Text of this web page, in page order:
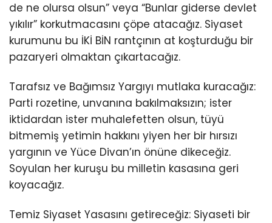
de ne olursa olsun” veya “Bunlar giderse devlet
yıkılır” korkutmacasını çöpe atacağız. Siyaset
kurumunu bu İKİ BİN rantçının at koşturduğu bir
pazaryeri olmaktan çıkartacağız.
Tarafsız ve Bağımsız Yargıyı mutlaka kuracağız:
Parti rozetine, unvanına bakılmaksızın; ister
iktidardan ister muhalefetten olsun, tüyü
bitmemiş yetimin hakkını yiyen her bir hırsızı
yargının ve Yüce Divan’ın önüne dikeceğiz.
Soyulan her kuruşu bu milletin kasasına geri
koyacağız.
Temiz Siyaset Yasasını getireceğiz: Siyaseti bir